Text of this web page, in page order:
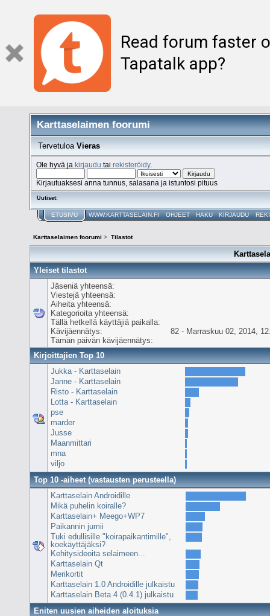
Read forum faster
Tapatalk app?
Karttaselaimen foorumi
Tervetuloa Vieras
Ole hyvä jakirjaudu tairekisteröidy.
Kirjautuaksesi anna tunnus, salasana ja istuntosi pituus
Uutiset:
ETUSIVU WWW.KARTTASELAIN.FI OHJEET HAKU KIRJAUDU
Karttaselaimen foorumi > Tilastot
Yleiset tilastot
Jäseniä yhteensä:
Viestejä yhteensä:
Aiheita yhteensä:
Kategorioita yhteensä:
Tällä hetkellä käyttäjiä paikalla:
Kävijäennätys:
82 - Marraskuu 02, 2014,
Tämän päivän kävijäennätys:
Kirjoittajien Top 10
Jukka - Karttaselain
Janne - Karttaselain
Risto - Karttaselain
Lotta - Karttaselain
pse
marder
Jusse
Maanmittari
mna
viljo
Top 10 -aiheet (vastausten perusteella)
Karttaselain Androidille
Mikä puhelin koiralle?
Karttaselain+ Meego+WP7
Paikannin jumii
Tuki edullisille "koirapaikantimille",
koekäyttäjäksi?
Kehitysideoita selaimeen...
Karttaselain Qt
Merikortit
Karttaselain 1.0 Androidille julkaistu
Karttaselain Beta 4 (0.4.1) julkaistu
Eniten uusien aiheiden aloituksia